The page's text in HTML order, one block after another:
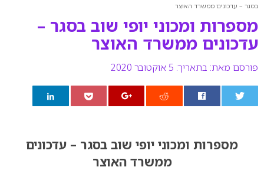
בסגר – עדכונים ממשרד האוצר
מספרות ומכוני יופי שוב בסגר –
עדכונים ממשרד האוצר
פורסם מאת: בתאריך: 5 אוקטובר 2020
מספרות ומכוני יופי שוב בסגר – עדכונים
ממשרד האוצר